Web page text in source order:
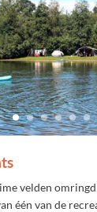
velden
één van de